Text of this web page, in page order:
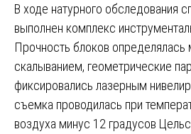
В ходе натурного обследования
выполнен комплекс
Прочность блоков
скалыванием, геометрические
фиксировались лазерным
съемка проводилась при
воздуха минус 12 градусов